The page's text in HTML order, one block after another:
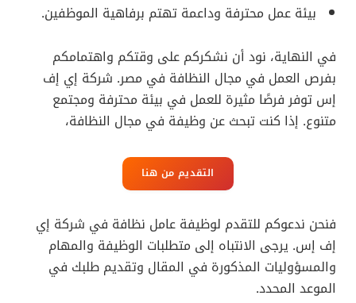
بيئة عمل محترفة وداعمة تهتم برفاهية الموظفين.
في النهاية، نود أن نشكركم على وقتكم واهتمامكم
بفرص العمل في مجال النظافة في مصر. شركة إي إف
إس توفر فرصًا مثيرة للعمل في بيئة محترفة ومجتمع
متنوع. إذا كنت تبحث عن وظيفة في مجال النظافة،
التقديم من هنا
فنحن ندعوكم للتقدم لوظيفة عامل نظافة في شركة إي
إف إس. يرجى الانتباه إلى متطلبات الوظيفة والمهام
والمسؤوليات المذكورة في المقال وتقديم طلبك في
الموعد المحدد.